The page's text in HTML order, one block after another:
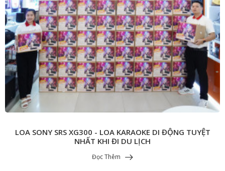
LOA SONY SRS XG300 - LOA KARAOKE DI ĐỘNG TUYỆT
NHẤT KHI ĐI DU LỊCH
Đọc Thêm